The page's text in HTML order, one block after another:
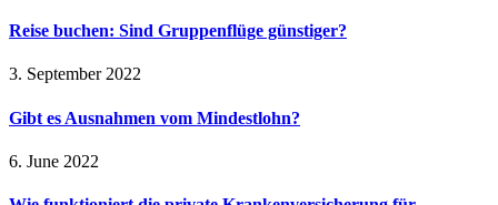
Reise buchen: Sind Gruppenflüge günstiger?
3. September 2022
Gibt es Ausnahmen vom Mindestlohn?
6. June 2022